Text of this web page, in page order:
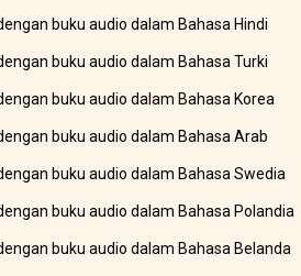
buku audio dalam Bahasa Hindi
buku audio dalam Bahasa Turki
buku audio dalam Bahasa Korea
buku audio dalam Bahasa Arab
buku audio dalam Bahasa Swedia
buku audio dalam Bahasa Polandia
buku audio dalam Bahasa Belanda